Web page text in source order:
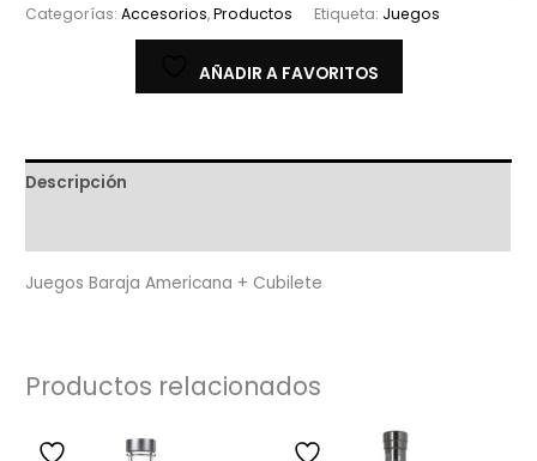
Categorías:Accesorios,Productos Etiqueta: Juegos
AÑADIR A FAVORITOS
Descripción
Juegos Baraja Americana + Cubilete
Productos relacionados